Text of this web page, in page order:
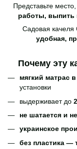
Представьте
работы, выпить
Садовая качеля
удобная,
Почему эту
мягкий матрас
установки
выдерживает до
не шатается и
украинское
без пластика —